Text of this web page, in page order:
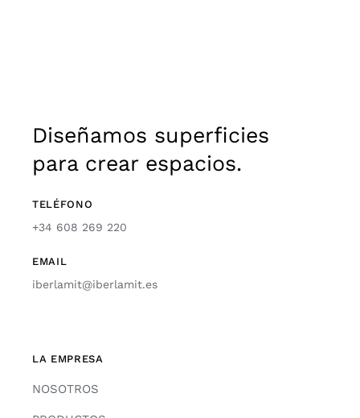
Diseñamos superficies
para crear espacios.
TELÉFONO
+34 608 269 220
EMAIL
iberlamit@iberlamit.es
LA EMPRESA
NOSOTROS